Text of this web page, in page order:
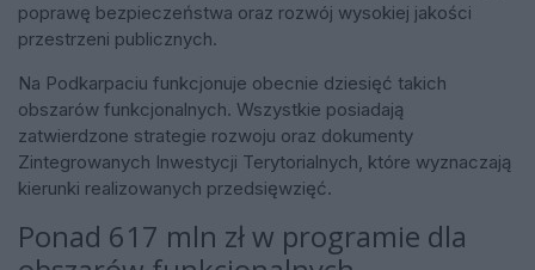
poprawę bezpieczeństwa oraz rozwój wysokiej jakości
przestrzeni publicznych.
Na Podkarpaciu funkcjonuje obecnie dziesięć takich
obszarów funkcjonalnych. Wszystkie posiadają
zatwierdzone strategie rozwoju oraz dokumenty
Zintegrowanych Inwestycji Terytorialnych, które wyznaczają
kierunki realizowanych przedsięwzięć.
Ponad 617 mln zł w programie dla